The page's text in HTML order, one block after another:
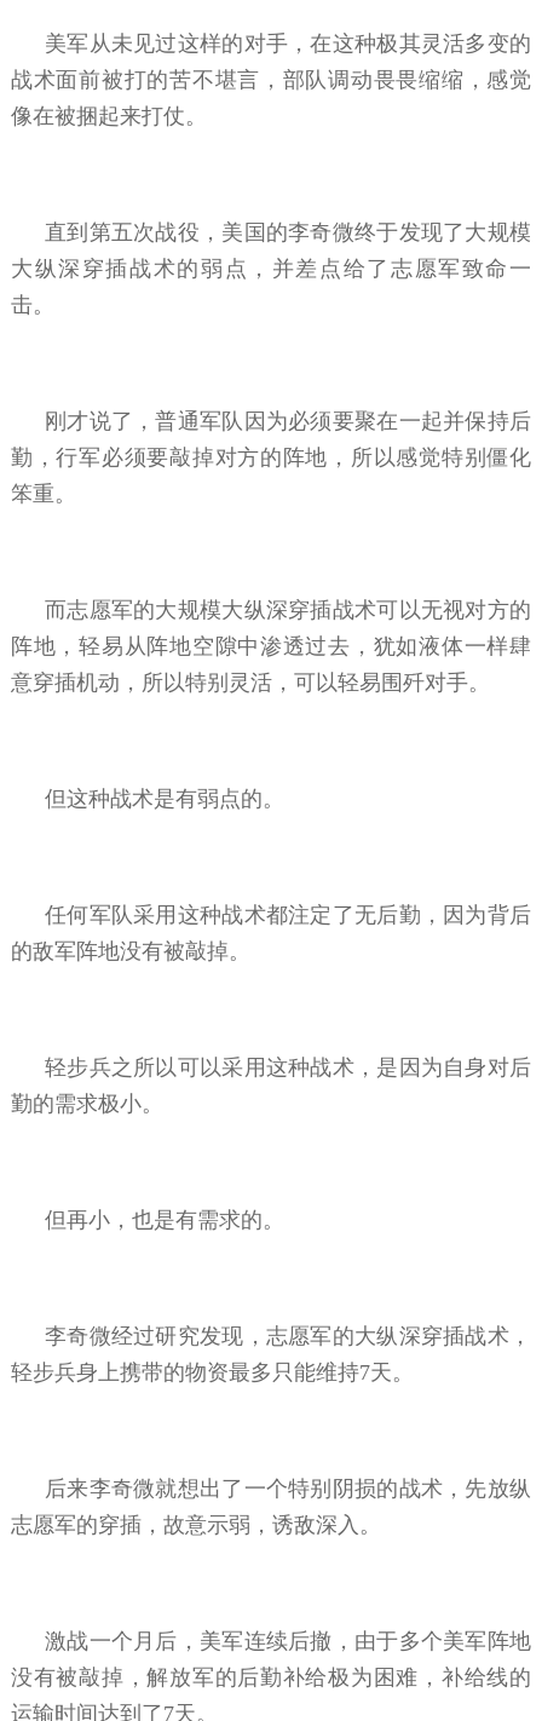
美军从未见过这样的对手，在这种极其灵活多变的
战术面前被打的苦不堪言，部队调动畏畏缩缩，感觉
像在被捆起来打仗。
直到第五次战役，美国的李奇微终于发现了大规模
大纵深穿插战术的弱点，并差点给了志愿军致命一
击。
刚才说了，普通军队因为必须要聚在一起并保持后
勤，行军必须要敲掉对方的阵地，所以感觉特别僵化
笨重。
而志愿军的大规模大纵深穿插战术可以无视对方的
阵地，轻易从阵地空隙中渗透过去，犹如液体一样肆
意穿插机动，所以特别灵活，可以轻易围歼对手。
但这种战术是有弱点的。
任何军队采用这种战术都注定了无后勤，因为背后
的敌军阵地没有被敲掉。
轻步兵之所以可以采用这种战术，是因为自身对后
勤的需求极小。
但再小，也是有需求的。
李奇微经过研究发现，志愿军的大纵深穿插战术，
轻步兵身上携带的物资最多只能维持7天。
后来李奇微就想出了一个特别阴损的战术，先放纵
志愿军的穿插，故意示弱，诱敌深入。
激战一个月后，美军连续后撤，由于多个美军阵地
没有被敲掉，解放军的后勤补给极为困难，补给线的
运输时间达到了7天。